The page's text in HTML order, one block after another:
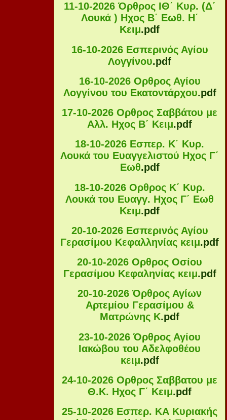
11-10-2026 Όρθρος ΙΘ΄ Κυρ. (Δ΄
Λουκά ) Ηχος Β΄ Εωθ. Η΄
Κειμ.pdf
16-10-2026 Εσπερινός Αγίου
Λογγίνου.pdf
16-10-2026 Ορθρος Αγίου
Λογγίνου του Εκατοντάρχου.pdf
17-10-2026 Ορθρος Σαββάτου με
Αλλ. Ηχος Β΄ Κειμ.pdf
18-10-2026 Εσπερ. Κ΄ Κυρ.
Λουκά του Ευαγγελιστού Ηχος Γ΄
Εωθ.pdf
18-10-2026 Ορθρος Κ΄ Κυρ.
Λουκά του Ευαγγ. Ηχος Γ΄ Εωθ
Κειμ.pdf
20-10-2026 Εσπερινός Αγίου
Γερασίμου Κεφαλληνίας κειμ.pdf
20-10-2026 Ορθρος Οσίου
Γερασίμου Κεφαληνίας κειμ.pdf
20-10-2026 Όρθρος Αγίων
Αρτεμίου Γερασίμου &
Ματρώνης Κ.pdf
23-10-2026 Όρθρος Αγίου
Ιακώβου του Αδελφοθέου
κειμ.pdf
24-10-2026 Ορθρος Σαββατου με
Θ.Κ. Ηχος Γ΄ Κειμ.pdf
25-10-2026 Εσπερ. ΚΑ Κυριακής